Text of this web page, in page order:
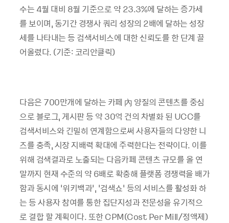
수는 4월 대비 8월 기준으로 약 23.3%에 달하는 증가세
를 보이며, 동기간 경쟁사 쿼리 성장의 2배에 달하는 성장
세를 나타내는 등 검색서비스에 대한 신뢰도를 한 단계 끌
어올렸다. (기준: 코리안클릭)
다음은 700만개에 달하는 카페 內 양질의 콘텐츠를 중심
으로 블로그, 게시판 등 약 30억 건의 차별화 된 UCC를
검색서비스와 긴밀히 연계함으로써 사용자들의 다양한 니
즈를 충족, 시장 지배력 확대에 주력한다는 전략이다. 이를
위해 검색결과로 노출되는 다음카페 콘텐츠 규모를 올 연
말까지 현재 수준의 약 6배로 확충해 플랫폼 경쟁력을 배가
함과 동시에 ‘위키백과’, ‘검색쇼’ 등의 서비스를 활성화 하
는 등 사용자 참여를 통한 집단지성과 전문성을 유기적으
로 결합 할 계획이다. 또한 CPM(Cost Per Mill/정액제)